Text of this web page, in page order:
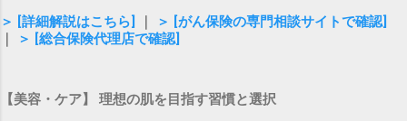
＞ [詳細解説はこちら]
＞ [がん保険の専門相談サイトで確認]
＞ [総合保険代理店で確認]
【美容・ケア】 理想の肌を目指す習慣と選択